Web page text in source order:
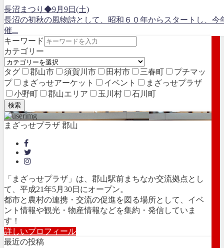
長沼まつり◆9月9日(土)
長沼の初秋の風物詩として、昭和６０年からスタートし、
催...
キーワード
カテゴリー
タグ 郡山市 須賀川市 田村市 三春町
プチマッ
プ
まざっせアーケット イベント
まざっせプラザ
小野町
郡山エリア 玉川村 石川町
検索
まざっせプラザ 郡山
「まざっせプラザ」は、郡山駅前まちなか交流拠点とし
て、平成21年5月30日にオープン。
都市と農村の連携・交流の促進を図る場所として、イベ
ント情報や観光・物産情報などを集約・発信していま
す！
詳しいプロフィール
最近の投稿